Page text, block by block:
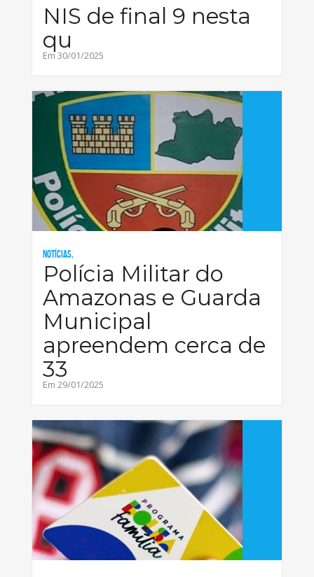
NIS de final 9 nesta
qu
Em 30/01/2025
Notícias,
Polícia Militar do
Amazonas e Guarda
Municipal
apreendem cerca de
33
Em 29/01/2025